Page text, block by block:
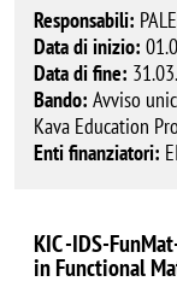
Responsabili:
Data di inizio:
Data di fine:
Bando: Avviso
Kava Education
Enti finanziatori:
KIC -IDS-
in Functional